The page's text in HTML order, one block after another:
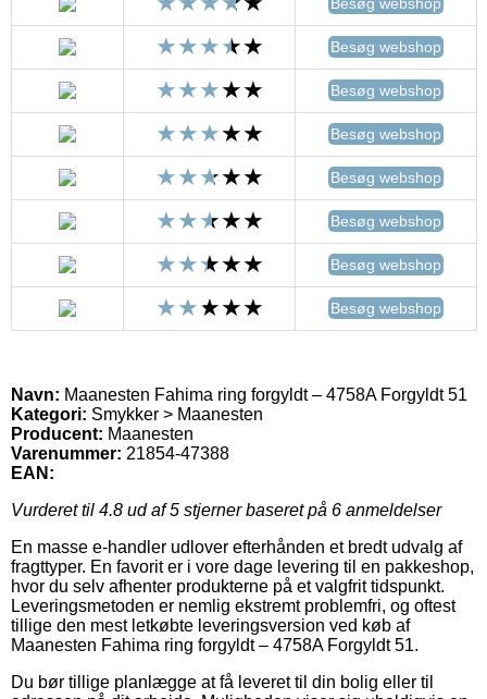
Besøg webshop
Besøg webshop
Besøg webshop
Besøg webshop
Besøg webshop
Besøg webshop
Besøg webshop
Navn: Maanesten Fahima ring forgyldt – 4758A Forgyldt 51
Kategori: Smykker > Maanesten
Producent: Maanesten
Varenummer: 21854-47388
EAN:
Vurderet til 4.8 ud af 5 stjerner baseret på 6 anmeldelser
En masse e-handler udlover efterhånden et bredt udvalg af
fragttyper. En favorit er i vore dage levering til en pakkeshop,
hvor du selv afhenter produkterne på et valgfrit tidspunkt.
Leveringsmetoden er nemlig ekstremt problemfri, og oftest
tillige den mest letkøbte leveringsversion ved køb af
Maanesten Fahima ring forgyldt – 4758A Forgyldt 51.
Du bør tillige planlægge at få leveret til din bolig eller til